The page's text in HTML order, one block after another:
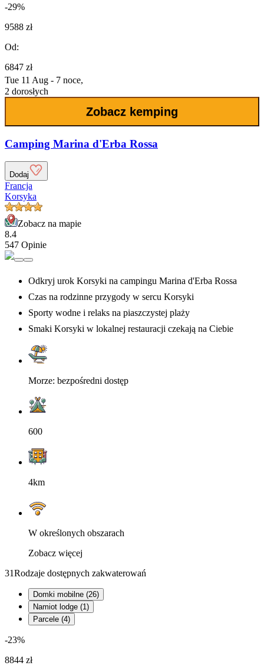
-29%
9588 zł
Od:
6847 zł
Tue 11 Aug - 7 noce,
2 dorosłych
Zobacz kemping
Camping Marina d'Erba Rossa
Dodaj
Francja
Korsyka
Zobacz na mapie
8.4
547 Opinie
Odkryj urok Korsyki na campingu Marina d'Erba Rossa
Czas na rodzinne przygody w sercu Korsyki
Sporty wodne i relaks na piaszczystej plaży
Smaki Korsyki w lokalnej restauracji czekają na Ciebie
Morze: bezpośredni dostęp
600
4km
W określonych obszarach
Zobacz więcej
31Rodzaje dostępnych zakwaterowań
Domki mobilne (26)
Namiot lodge (1)
Parcele (4)
-23%
8844 zł